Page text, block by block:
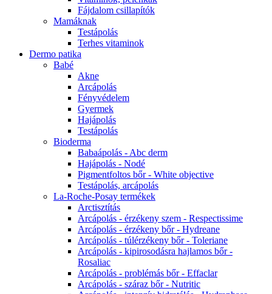
Fájdalom csillapítók
Mamáknak
Testápolás
Terhes vitaminok
Dermo patika
Babé
Akne
Arcápolás
Fényvédelem
Gyermek
Hajápolás
Testápolás
Bioderma
Babaápolás - Abc derm
Hajápolás - Nodé
Pigmentfoltos bőr - White objective
Testápolás, arcápolás
La-Roche-Posay termékek
Arctisztítás
Arcápolás - érzékeny szem - Respectissime
Arcápolás - érzékeny bőr - Hydreane
Arcápolás - túlérzékeny bőr - Toleriane
Arcápolás - kipirosodásra hajlamos bőr -
Rosaliac
Arcápolás - problémás bőr - Effaclar
Arcápolás - száraz bőr - Nutritic